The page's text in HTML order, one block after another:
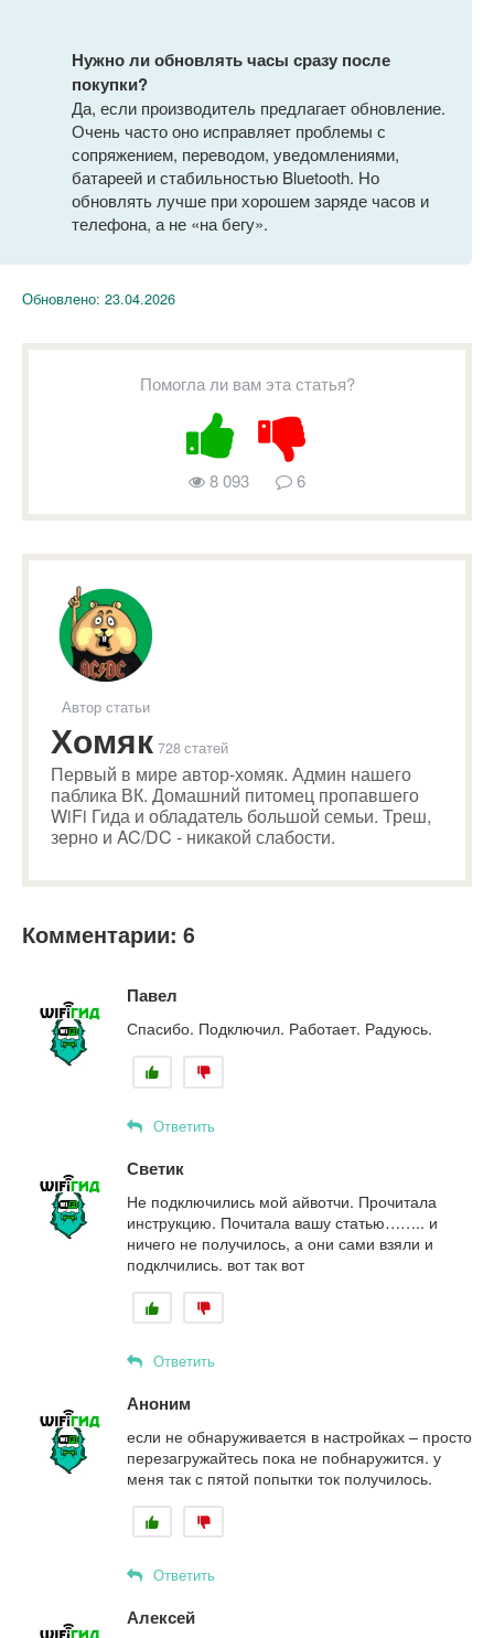
Нужно ли обновлять часы сразу после
покупки?
Да, если производитель предлагает обновление.
Очень часто оно исправляет проблемы с
сопряжением, переводом, уведомлениями,
батареей и стабильностью Bluetooth. Но
обновлять лучше при хорошем заряде часов и
телефона, а не «на бегу».
Обновлено: 23.04.2026
Помогла ли вам эта статья?
8 093 6
Автор статьи
Хомяк 728 статей
Первый в мире автор-хомяк. Админ нашего
паблика ВК. Домашний питомец пропавшего
WiFi Гида и обладатель большой семьи. Треш,
зерно и AC/DC - никакой слабости.
Комментарии: 6
Павел
Спасибо. Подключил. Работает. Радуюсь.
Ответить
Светик
Не подключились мой айвотчи. Прочитала
инструкцию. Почитала вашу статью…….. и
ничего не получилось, а они сами взяли и
подклчились. вот так вот
Ответить
Аноним
если не обнаруживается в настройках – просто
перезагружайтесь пока не побнаружится. у
меня так с пятой попытки ток получилось.
Ответить
Алексей